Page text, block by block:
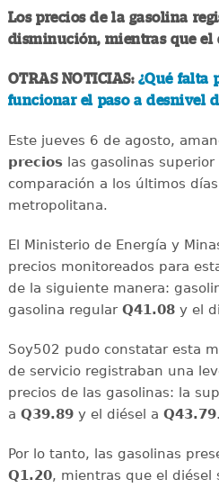
Los precios de la gasolina
disminución, mientras que el
OTRAS NOTICIAS: ¿Qué falta
funcionar el paso a desnivel
Este jueves 6 de agosto,
precioslas gasolinas superior
comparación a los últimos
metropolitana.
El Ministerio de Energía y
precios monitoreados para
de la siguiente manera:
gasolina regular Q41.08y el
Soy502 pudo constatar esta
de servicio registraban una
precios de las gasolinas: la
a Q39.89y el diésel a Q43.79.
Por lo tanto, las gasolinas
Q1.20, mientras que el diésel